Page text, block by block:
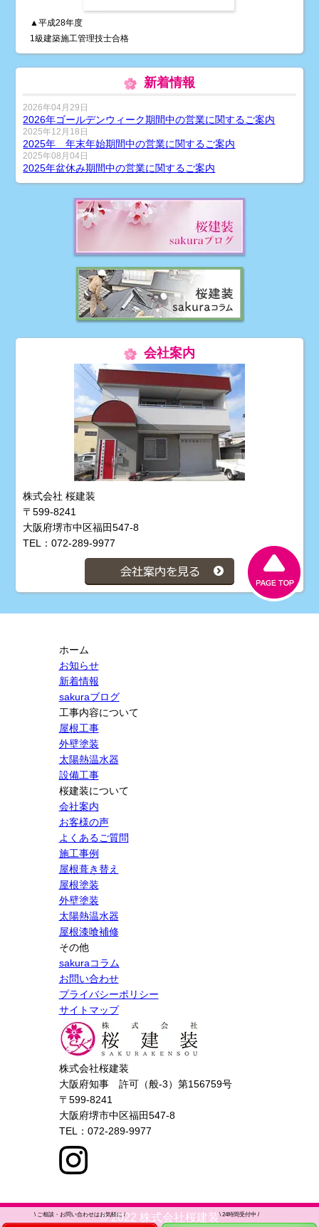
▲平成28年度
1級建築施工管理技士合格
新着情報
2026年04月29日
2026年ゴールデンウィーク期間中の営業に関するご案内
2025年12月18日
2025年 年末年始期間中の営業に関するご案内
2025年08月04日
2025年盆休み期間中の営業に関するご案内
会社案内
株式会社 桜建装
〒599-8241
大阪府堺市中区福田547-8
TEL：072-289-9977
ホーム
お知らせ
新着情報
sakuraブログ
工事内容について
屋根工事
外壁塗装
太陽熱温水器
設備工事
桜建装について
会社案内
お客様の声
よくあるご質問
施工事例
屋根葺き替え
屋根塗装
外壁塗装
太陽熱温水器
屋根漆喰補修
その他
sakuraコラム
お問い合わせ
プライバシーポリシー
サイトマップ
株式会社桜建装
大阪府知事 許可（般-3）第156759号
〒599-8241
大阪府堺市中区福田547-8
TEL：072-289-9977
© 2022 株式会社桜建装
\ ご相談・お問い合わせはお気軽に / \ 24時間受付中 /